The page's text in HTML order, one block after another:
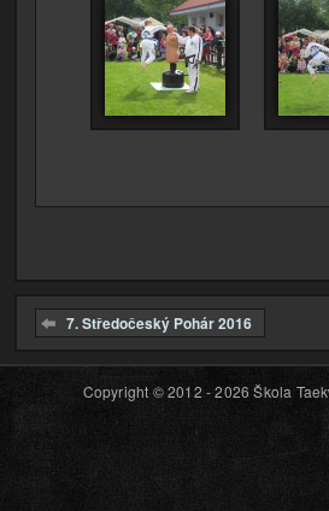
7. Středočeský Pohár 2016
Copyright © 2012 - 2026 Škola